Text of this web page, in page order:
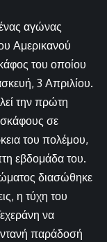
αγώνας
Αμερικανού
του οποίου
3 Απριλίου.
την πρώτη
σε
του πολέμου,
εβδομάδα του.
διασώθηκε
η τύχη του
να
παράδοσή